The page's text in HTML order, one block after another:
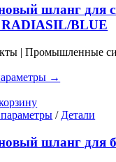
имеет
несколько
вариаций.
можно
на
шланг для
RADIASIL/BLUE
| Промышленные
→
Этот
имеет
несколько
/ Детали
шланг для